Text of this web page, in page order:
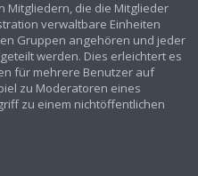
Mitgliedern, die die Mitglieder
verwaltbare Einheiten
Gruppen angehören und jeder
werden. Dies erleichtert es
für mehrere Benutzer auf
zu Moderatoren eines
zu einem nichtöffentlichen